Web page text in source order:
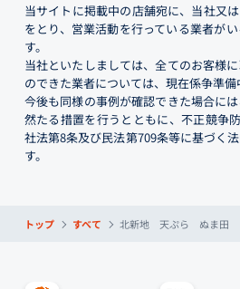
当サイトに掲載中の店舗宛に、当社又
をとり、営業活動を行っている業者が
す。
当社といたしましては、全てのお客様
のできた業者については、現在係争準備
今後も同様の事例が確認できた場合に
然たる措置を行うとともに、不正競争
社法第8条及び民法第709条等に基づく
す。
トップ すべて 北新地 天ぷら ぬま田